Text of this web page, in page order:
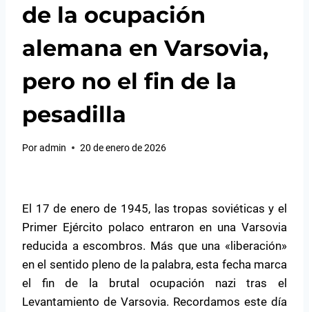
de la ocupación
alemana en Varsovia,
pero no el fin de la
pesadilla
Poradmin 20 de enero de 2026
El 17 de enero de 1945, las tropas soviéticas y el
Primer Ejército polaco entraron en una Varsovia
reducida a escombros. Más que una «liberación»
en el sentido pleno de la palabra, esta fecha marca
el fin de la brutal ocupación nazi tras el
Levantamiento de Varsovia. Recordamos este día